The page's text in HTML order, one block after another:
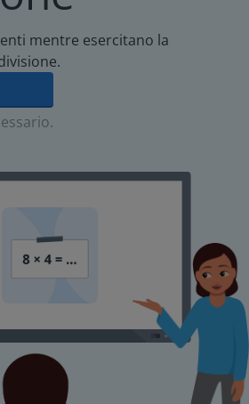
mentre esercitano la